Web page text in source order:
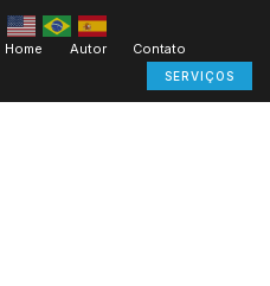
Home Autor Contato
SERVIÇOS